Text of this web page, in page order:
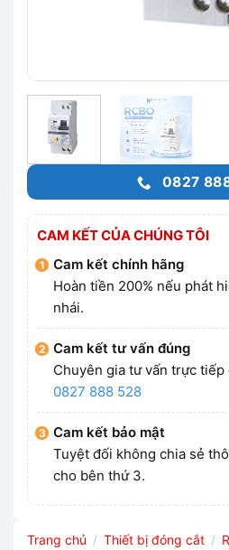
0827
CAM KẾT CỦA CHÚNG TÔI
Cam kết chính hãng
Hoàn tiền 200% nếu phát
nhái.
Cam kết tư vấn đúng
Chuyên gia tư vấn trực
0827 888 528
Cam kết bảo mật
Tuyệt đối không chia sẻ
cho bên thứ 3.
Trang chủ / Thiết bị đóng cắt /